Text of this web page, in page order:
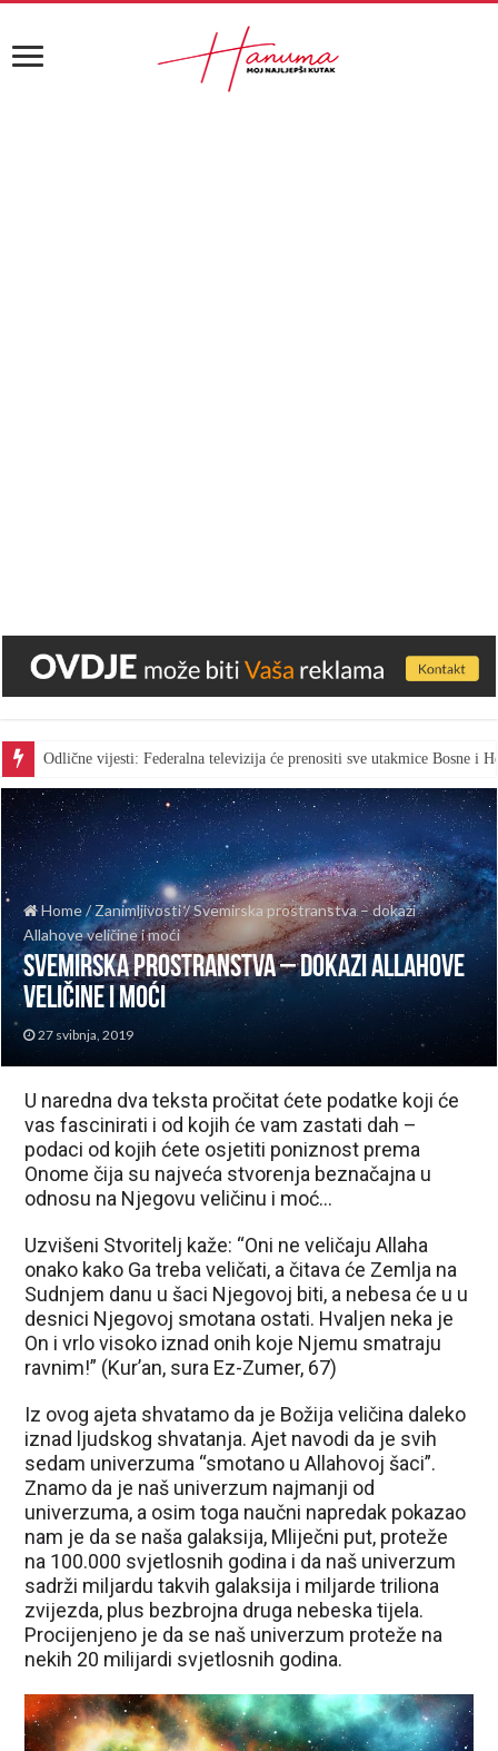
Odlične vijesti: Federalna televizija će prenositi sve utakmice Bosne i
Home/Zanimljivosti/Svemirska prostranstva – dokazi
Allahove veličine i moći
Svemirska prostranstva – dokazi Allahove
veličine i moći
27 svibnja, 2019
U naredna dva teksta pročitat ćete podatke koji će
vas fascinirati i od kojih će vam zastati dah –
podaci od kojih ćete osjetiti poniznost prema
Onome čija su najveća stvorenja beznačajna u
odnosu na Njegovu veličinu i moć…
Uzvišeni Stvoritelj kaže: “Oni ne veličaju Allaha
onako kako Ga treba veličati, a čitava će Zemlja na
Sudnjem danu u šaci Njegovoj biti, a nebesa će u u
desnici Njegovoj smotana ostati. Hvaljen neka je
On i vrlo visoko iznad onih koje Njemu smatraju
ravnim!” (Kur’an, sura Ez-Zumer, 67)
Iz ovog ajeta shvatamo da je Božija veličina daleko
iznad ljudskog shvatanja. Ajet navodi da je svih
sedam univerzuma “smotano u Allahovoj šaci”.
Znamo da je naš univerzum najmanji od
univerzuma, a osim toga naučni napredak pokazao
nam je da se naša galaksija, Mliječni put, proteže
na 100.000 svjetlosnih godina i da naš univerzum
sadrži miljardu takvih galaksija i miljarde triliona
zvijezda, plus bezbrojna druga nebeska tijela.
Procijenjeno je da se naš univerzum proteže na
nekih 20 milijardi svjetlosnih godina.